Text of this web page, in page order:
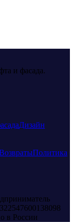
и фасада.
Дизайн
Политика
322547600138098
в России